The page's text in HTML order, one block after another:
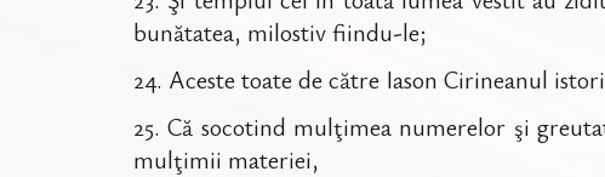
bunătatea, milostiv fiindu-le;
24. Aceste toate de către Iason Cirineanul
25. Că socotind mulţimea numerelor şi
mulţimii materiei,